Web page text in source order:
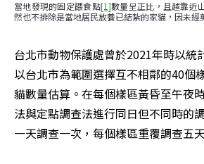
當地發現的固定餵食點[1]數量呈正比，且越靠近
然也不排除是當地居民放養已結紮的家貓，因未經
台北市動物保護處曾於2021年時以統
以台北市為範圍選擇互不相鄰的40個
貓數量估算。在每個樣區黃昏至午夜
法與定點調查法進行同日但不同時的
一天調查一次，每個樣區重覆調查五